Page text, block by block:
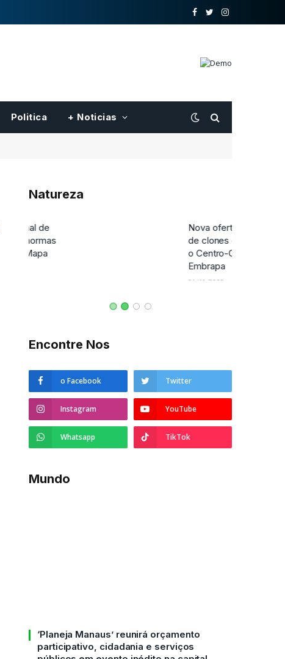
o
TwitterInstagram
Politica + Noticias
Natureza
Nova oferta pblica de hastes
de clones de seringueira para
o Centro-Oeste feita pela
Encontre Nos
Instagram
Whatsapp
Mundo
‘Planeja Manaus’ reunirá orçamento
participativo, cidadania e serviços